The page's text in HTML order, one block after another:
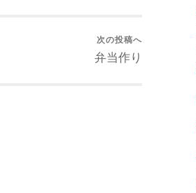
次の投稿へ
弁当作り